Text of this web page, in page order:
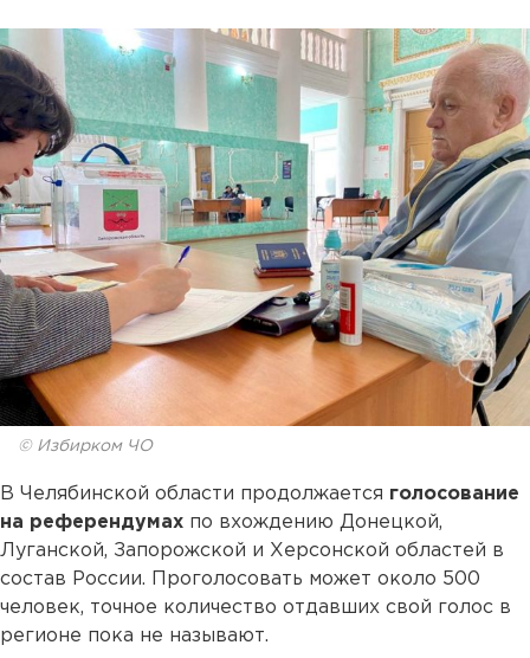
© Избирком ЧО
В Челябинской области продолжается голосование
на референдумах по вхождению Донецкой,
Луганской, Запорожской и Херсонской областей в
состав России. Проголосовать может около 500
человек, точное количество отдавших свой голос в
регионе пока не называют.